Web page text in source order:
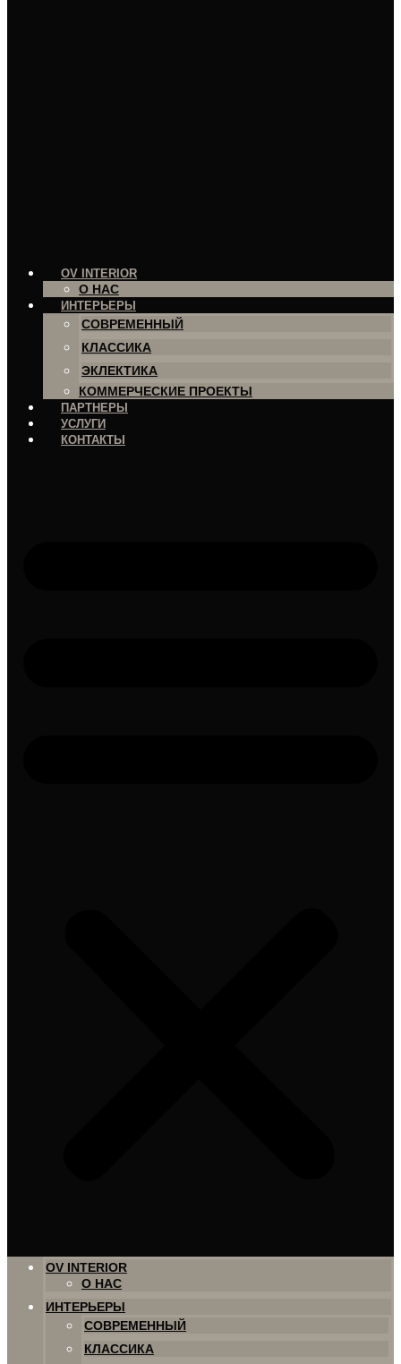
OV INTERIOR
О НАС
ИНТЕРЬЕРЫ
СОВРЕМЕННЫЙ
КЛАССИКА
ЭКЛЕКТИКА
КОММЕРЧЕСКИЕ ПРОЕКТЫ
ПАРТНЕРЫ
УСЛУГИ
КОНТАКТЫ
OV INTERIOR
О НАС
ИНТЕРЬЕРЫ
СОВРЕМЕННЫЙ
КЛАССИКА